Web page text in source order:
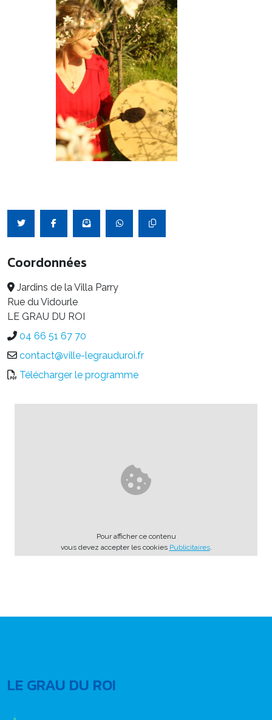
Coordonnées
Jardins de la Villa Parry
Rue du Vidourle
LE GRAU DU ROI
04 66 51 67 70
contact@ville-legrauduroi.fr
Télécharger le programme
Pour afficher ce contenu
vous devez accepter les cookies Publicitaires.
LE GRAU DU ROI